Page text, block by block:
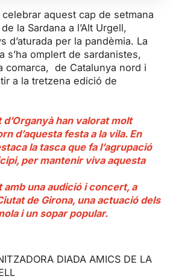
t
e
t
t
i
n
g
c
n
aquest cap de setmana
la Sardana a l’Alt Urgell,
d’aturada per la pandèmia. La
s’ha omplert de sardanistes,
comarca, de Catalunya nord i
a la tretzena edició de
d’Organyà han valorat molt
d’aquesta festa a la vila. En
la tasca que fa l’agrupació
per mantenir viva aquesta
amb una audició i concert, a
de Girona, una actuació dels
i un sopar popular.
DIADA AMICS DE LA